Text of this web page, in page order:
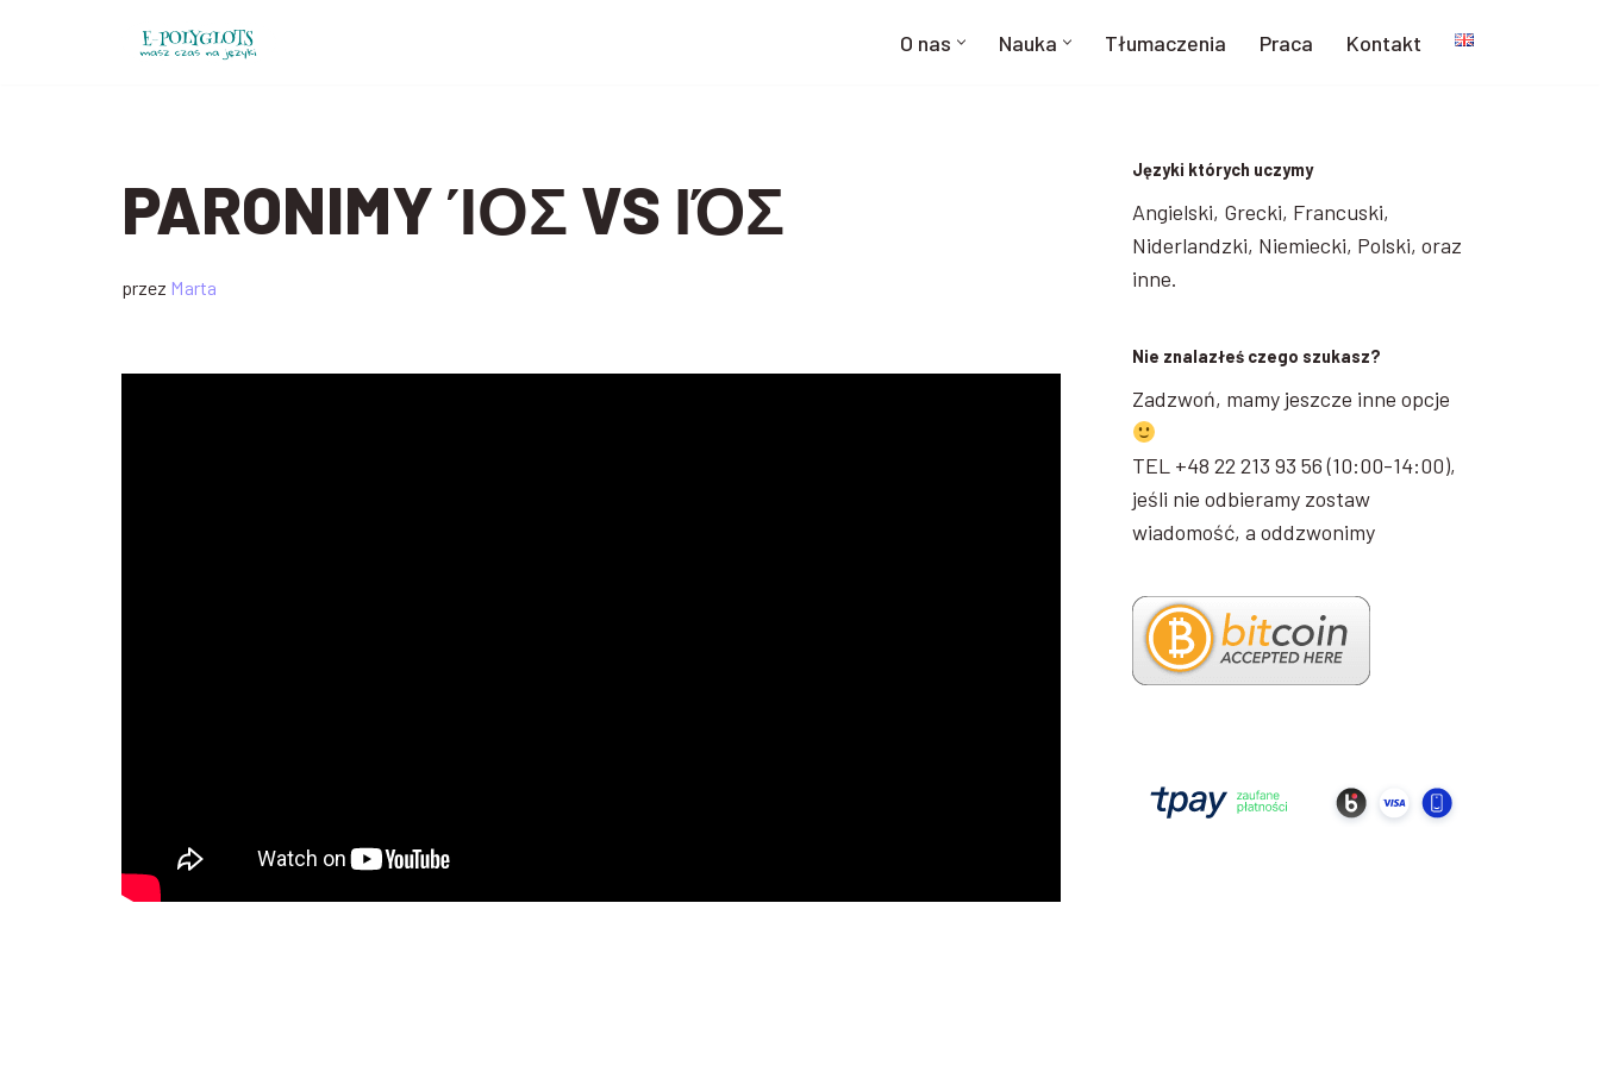
O nas Nauka Tłumaczenia Praca Kontakt
PARONIMY ΊΟΣ VS ΙΌΣ
przez Marta
Języki których uczymy
Angielski, Grecki, Francuski,
Niderlandzki, Niemiecki, Polski, oraz
inne.
Nie znalazłeś czego szukasz?
Zadzwoń, mamy jeszcze inne opcje
TEL +48 22 213 93 56 (10:00-14:00),
jeśli nie odbieramy zostaw
wiadomość, a oddzwonimy